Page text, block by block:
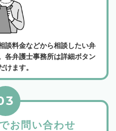
談料金などから相談したい弁
各弁護士事務所は詳細ボタン
けます。
お問い合わせ